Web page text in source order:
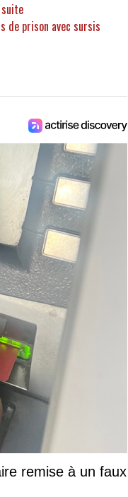
de prison avec sursis
remise à un faux